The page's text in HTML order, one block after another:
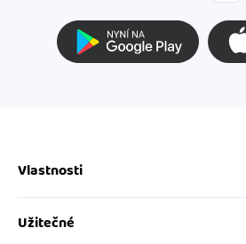
Vlastnosti
Fakturační vlastnosti
Online fakturace
Užitečné